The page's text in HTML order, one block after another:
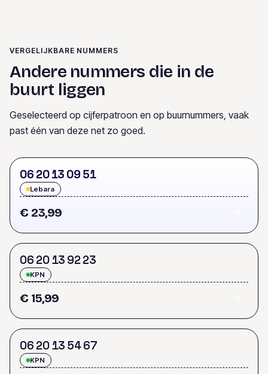
VERGELIJKBARE NUMMERS
Andere nummers die in de
buurt liggen
Geselecteerd op cijferpatroon en op buurnummers, vaak
past één van deze net zo goed.
06 2013 09 51
Lebara
€ 23,99
06 2013 9223
KPN
€ 15,99
06 2013 5467
KPN